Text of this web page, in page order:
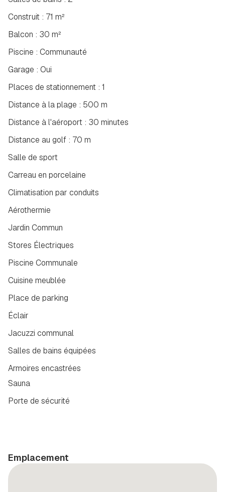
Porte de sécurité
Construit : 71 m²
Balcon : 30 m²
Piscine : Communauté
Garage : Oui
Places de stationnement : 1
Distance à la plage : 500 m
Distance à l'aéroport : 30 minutes
Distance au golf : 70 m
Salle de sport
Carreau en porcelaine
Climatisation par conduits
Aérothermie
Jardin Commun
Stores Électriques
Piscine Communale
Cuisine meublée
Place de parking
Éclair
Jacuzzi communal
Salles de bains équipées
Armoires encastrées
Sauna
Emplacement